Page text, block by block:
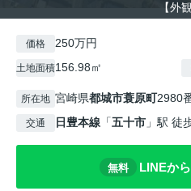
【外
価格 250万円
土地面積156.98㎡
所在地 宮崎県都城市蓑原町2980
交通 日豊本線 「五十市 」駅 徒
無料 LINEか